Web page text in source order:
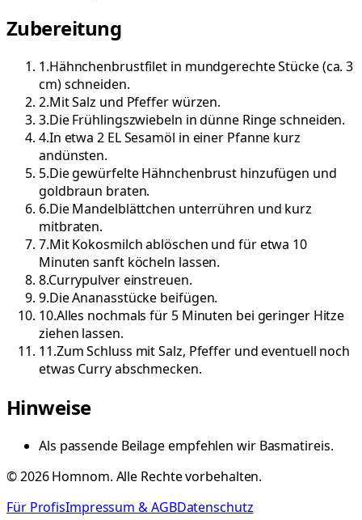
Zubereitung
1.Hähnchenbrustfilet in mundgerechte Stücke (ca. 3
cm) schneiden.
2.Mit Salz und Pfeffer würzen.
3.Die Frühlingszwiebeln in dünne Ringe schneiden.
4.In etwa 2 EL Sesamöl in einer Pfanne kurz
andünsten.
5.Die gewürfelte Hähnchenbrust hinzufügen und
goldbraun braten.
6.Die Mandelblättchen unterrühren und kurz
mitbraten.
7.Mit Kokosmilch ablöschen und für etwa 10
Minuten sanft köcheln lassen.
8.Currypulver einstreuen.
9.Die Ananasstücke beifügen.
10.Alles nochmals für 5 Minuten bei geringer Hitze
ziehen lassen.
11.Zum Schluss mit Salz, Pfeffer und eventuell noch
etwas Curry abschmecken.
Hinweise
Als passende Beilage empfehlen wir Basmatireis.
©2026Homnom. Alle Rechte vorbehalten.
Für ProfisImpressum & AGBDatenschutz